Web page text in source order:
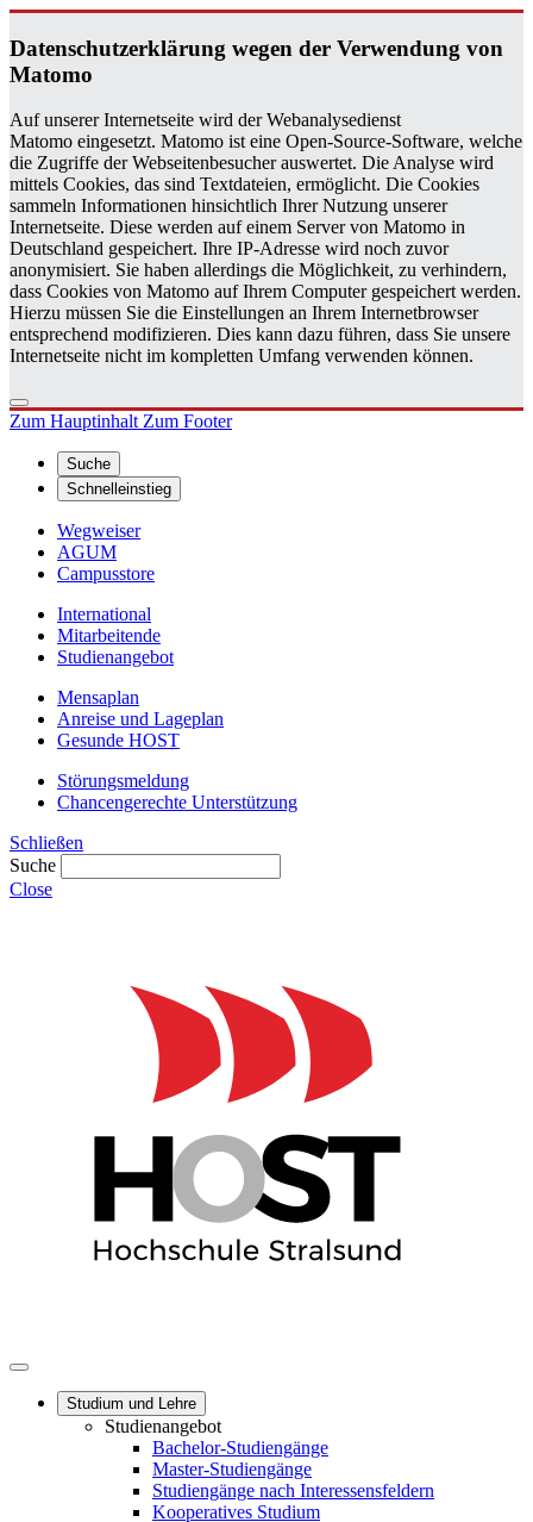
Da­ten­schutz­er­klä­rung wegen der Ver­wen­dung von
Ma­to­mo
Auf unserer Internetseite wird der Webanalysedienst
Matomo eingesetzt. Matomo ist eine Open-Source-Software, welche
die Zugriffe der Webseitenbesucher auswertet. Die Analyse wird
mittels Cookies, das sind Textdateien, ermöglicht. Die Cookies
sammeln Informationen hinsichtlich Ihrer Nutzung unserer
Internetseite. Diese werden auf einem Server von Matomo in
Deutschland gespeichert. Ihre IP-Adresse wird noch zuvor
anonymisiert. Sie haben allerdings die Möglichkeit, zu verhindern,
dass Cookies von Matomo auf Ihrem Computer gespeichert werden.
Hierzu müssen Sie die Einstellungen an Ihrem Internetbrowser
entsprechend modifizieren. Dies kann dazu führen, dass Sie unsere
Internetseite nicht im kompletten Umfang verwenden können.
Zum HauptinhaltZum Footer
Suche
Schnelleinstieg
Wegweiser
AGUM
Campusstore
International
Mitarbeitende
Studienangebot
Mensaplan
Anreise und Lageplan
Gesunde HOST
Störungsmeldung
Chancengerechte Unterstützung
Schließen
Suche
Close
Studium und Lehre
Studienangebot
Bachelor-Studiengänge
Master-Studiengänge
Studiengänge nach Interessensfeldern
Kooperatives Studium